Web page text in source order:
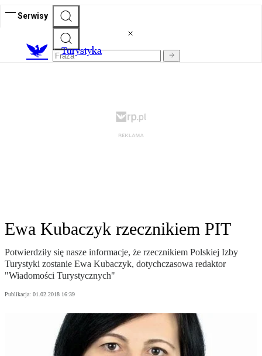
Serwisy
Turystyka
Ewa Kubaczyk rzecznikiem PIT
Potwierdziły się nasze informacje, że rzecznikiem Polskiej Izby
Turystyki zostanie Ewa Kubaczyk, dotychczasowa redaktor
"Wiadomości Turystycznych"
Publikacja: 01.02.2018 16:39